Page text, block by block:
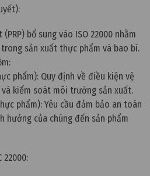
bổ sung vào ISO 22000 nhằm
sản xuất thực phẩm và bao bì.
phẩm): Quy định về điều kiện vệ
kiểm soát môi trường sản xuất.
phẩm): Yêu cầu đảm bảo an toàn
hưởng của chúng đến sản phẩm
22000: